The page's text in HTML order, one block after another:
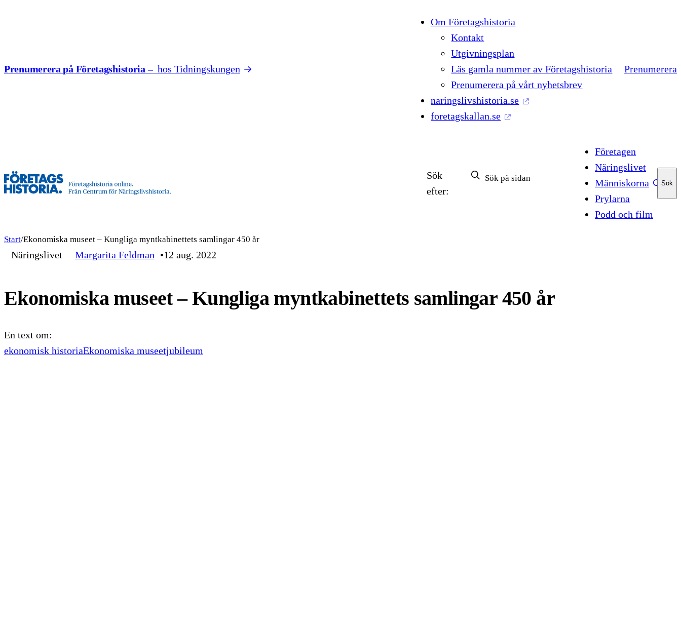
Prenumerera på Företagshistoria – hos Tidningskungen
Om Företagshistoria
Kontakt
Utgivningsplan
Läs gamla nummer av Företagshistoria
Prenumerera på vårt nyhetsbrev
naringslivshistoria.se
foretagskallan.se
Prenumerera
Företagen
Näringslivet
Människorna
Prylarna
Podd och film
Sök
efter:
Sök
Sök
Start/Ekonomiska museet – Kungliga mynt­kabinettets samlingar 450 år
Näringslivet Margarita Feldman 12 aug. 2022
Ekonomiska museet – Kungliga mynt­kabinettets samlingar 450 år
En text om:
ekonomisk historiaEkonomiska museetjubileum